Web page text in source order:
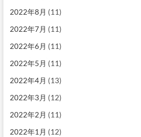
2022年8月 (11)
2022年7月 (11)
2022年6月 (11)
2022年5月 (11)
2022年4月 (13)
2022年3月 (12)
2022年2月 (11)
2022年1月 (12)